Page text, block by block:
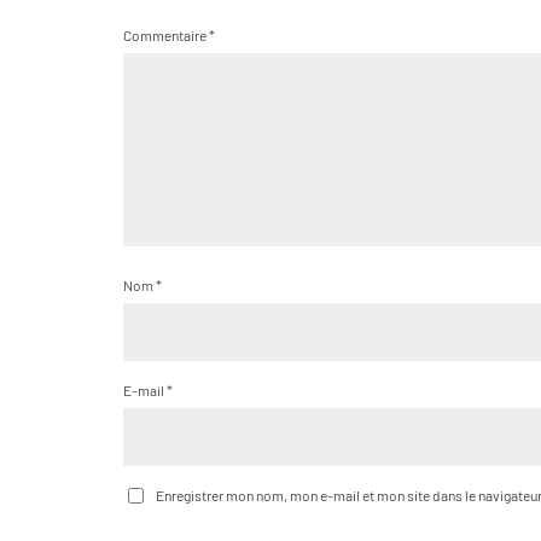
Commentaire*
Nom *
E-mail *
Enregistrer mon nom, mon e-mail et mon site dans le